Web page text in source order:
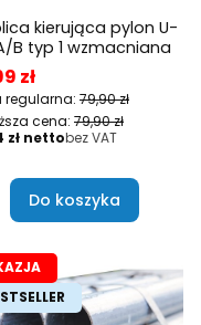
kierująca pylon U-
B typ 1 wzmacniana
promocyjna
zł
regularna: 79,90 zł
cena: 79,90 zł
zł bez VAT
Do koszyka